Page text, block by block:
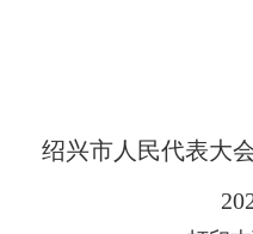
绍兴市人民代表大